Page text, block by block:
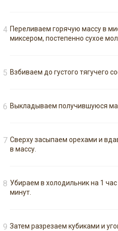
Переливаем горячую массу в
миксером, постепенно сухое
Bзбиваем до густого тягучего
Выкладываем получившуюся
Сверху засыпаем орехами и
в массу.
Убираем в холодильник на 1
минут.
Затем разрезаем кубиками и